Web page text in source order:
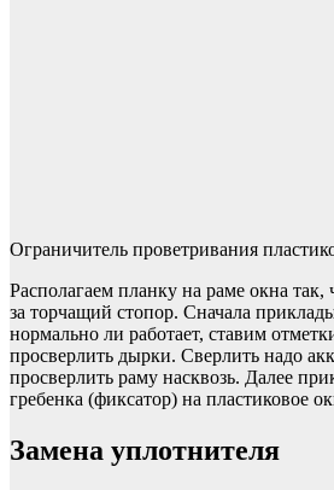
Ограничитель проветривания
Располагаем планку на раме окна так,
за торчащий стопор. Сначала
нормально ли работает, ставим
просверлить дырки. Сверлить надо
просверлить раму насквозь. Далее
гребенка (фиксатор) на пластиковое
Замена уплотнителя